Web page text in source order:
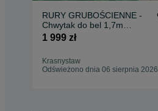
RURY GRUBOŚCIENNE -
Chwytak do bel 1,7m
balotów EURO SMS - RATY
1 999 zł
Krasnystaw
Odświeżono dnia 06 sierpnia 2026